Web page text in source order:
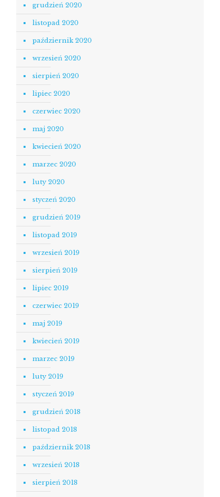
grudzień 2020
listopad 2020
październik 2020
wrzesień 2020
sierpień 2020
lipiec 2020
czerwiec 2020
maj 2020
kwiecień 2020
marzec 2020
luty 2020
styczeń 2020
grudzień 2019
listopad 2019
wrzesień 2019
sierpień 2019
lipiec 2019
czerwiec 2019
maj 2019
kwiecień 2019
marzec 2019
luty 2019
styczeń 2019
grudzień 2018
listopad 2018
październik 2018
wrzesień 2018
sierpień 2018